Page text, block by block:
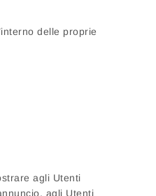
delle proprie
agli Utenti
agli Utenti